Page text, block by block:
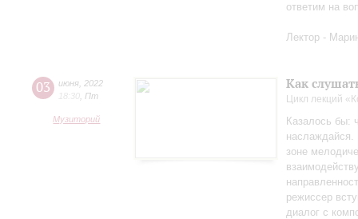
ответим на
Лектор -
03 июня 2022
18:30 Пт
Музиторий
Как
Цикл лекций
Казалось бы:
наслаждайся.
зоне
режиссер
диалог с